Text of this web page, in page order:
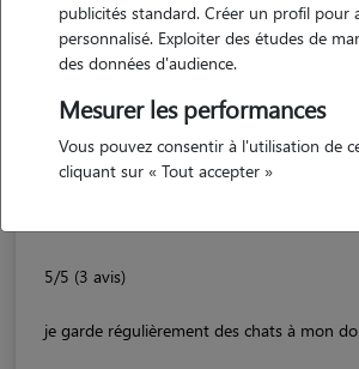
Emmanuelle
ARCEUIL 94110
5/5 (3 avis)
je garde régulièrement des chats à mon
publicités standard. Créer un profil pour
personnalisé. Exploiter des études de
des données d'audience.
Mesurer les performances
Vous pouvez consentir à l'utilisation de
cliquant sur « Tout accepter »